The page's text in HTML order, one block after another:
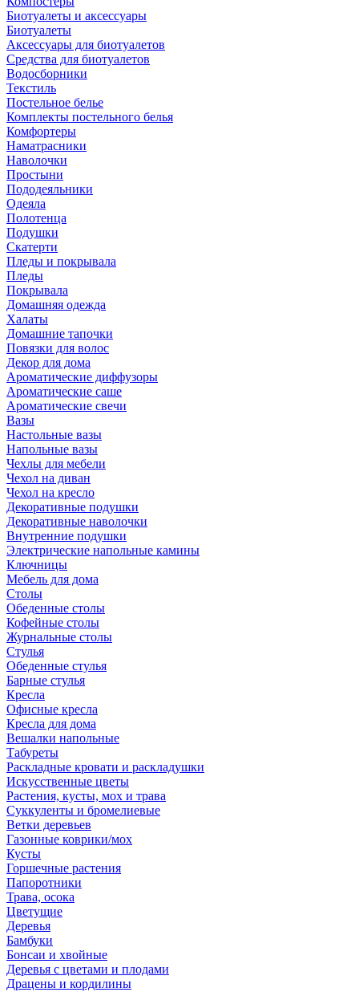
Биотуалеты и аксессуары
Биотуалеты
Аксессуары для биотуалетов
Средства для биотуалетов
Водосборники
Текстиль
Постельное белье
Комплекты постельного белья
Комфортеры
Наматрасники
Наволочки
Простыни
Пододеяльники
Одеяла
Полотенца
Подушки
Скатерти
Пледы и покрывала
Пледы
Покрывала
Домашняя одежда
Халаты
Домашние тапочки
Повязки для волос
Декор для дома
Ароматические диффузоры
Ароматические саше
Ароматические свечи
Вазы
Настольные вазы
Напольные вазы
Чехлы для мебели
Чехол на диван
Чехол на кресло
Декоративные подушки
Декоративные наволочки
Внутренние подушки
Электрические напольные камины
Ключницы
Мебель для дома
Столы
Обеденные столы
Кофейные столы
Журнальные столы
Стулья
Обеденные стулья
Барные стулья
Кресла
Офисные кресла
Кресла для дома
Вешалки напольные
Табуреты
Раскладные кровати и раскладушки
Искусственные цветы
Растения, кусты, мох и трава
Суккуленты и бромелиевые
Ветки деревьев
Газонные коврики/мох
Кусты
Горшечные растения
Папоротники
Трава, осока
Цветущие
Деревья
Бамбуки
Бонсаи и хвойные
Деревья с цветами и плодами
Драцены и кордилины